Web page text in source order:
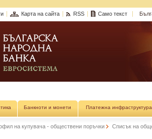
Карта на сайта RSS Само текст
Банкноти и монети Платежна инфраструктура
на купувача - обществени поръчки
Списък на